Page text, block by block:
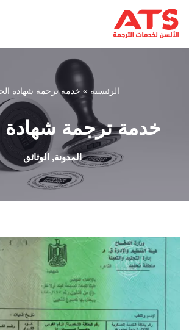
تخطى
إلى
الرئيسية » خدمة ترجمة شهادة
خدمة ترجمة
المدونة, الوثائق